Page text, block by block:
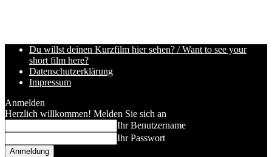
Du willst deinen Kurzfilm hier sehen? / Want to see your
short film here?
Datenschutzerklärung
Impressum
Anmelden
Herzlich willkommen! Melden Sie sich an
Ihr Benutzername
Ihr Passwort